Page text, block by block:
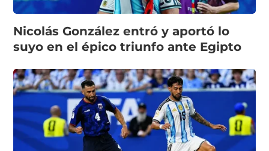
Nicolás González entró y aportó lo
suyo en el épico triunfo ante Egipto